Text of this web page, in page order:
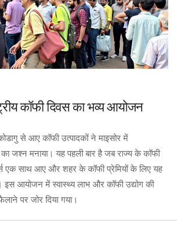
कॉफी दिवस का भव्य आयोजन
से आए कॉफी उत्पादकों ने माइसोर में
का जश्न मनाया। यह पहली बार है जब राज्य के कॉफी
एक साथ आए और शहर के कॉफी प्रेमियों के लिए यह
इस आयोजन में स्वास्थ्य लाभ और कॉफी उद्योग की
पर जोर दिया गया।